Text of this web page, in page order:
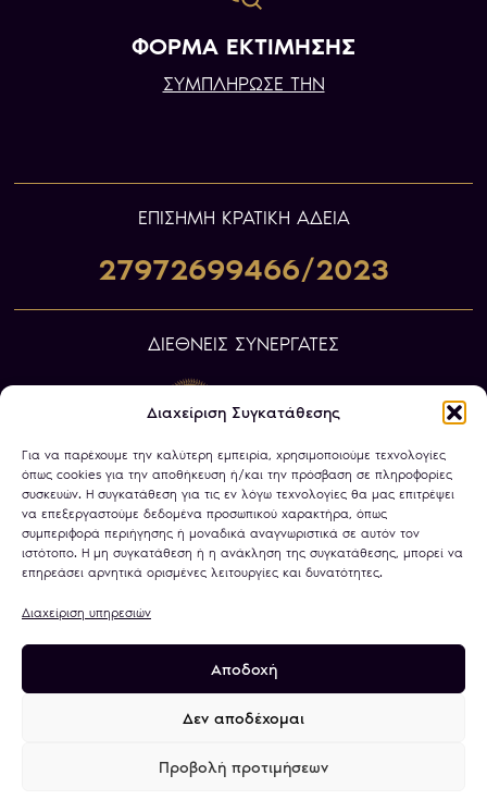
Διαχείριση Συγκατάθεσης
Για να παρέχουμε την καλύτερη εμπειρία, χρησιμοποιούμε τεχνολογίες
όπως cookies για την αποθήκευση ή/και την πρόσβαση σε πληροφορίες
συσκευών. Η συγκατάθεση για τις εν λόγω τεχνολογίες θα μας επιτρέψει
να επεξεργαστούμε δεδομένα προσωπικού χαρακτήρα, όπως
συμπεριφορά περιήγησης ή μοναδικά αναγνωριστικά σε αυτόν τον
ιστότοπο. Η μη συγκατάθεση ή η ανάκληση της συγκατάθεσης, μπορεί να
επηρεάσει αρνητικά ορισμένες λειτουργίες και δυνατότητες.
Διαχείριση υπηρεσιών
Αποδοχή
Δεν αποδέχομαι
Προβολή προτιμήσεων
ΦΟΡΜΑ ΕΚΤΙΜΗΣΗΣ
ΣΥΜΠΛΗΡΩΣΕ ΤΗΝ
ΕΠIΣΗΜΗ ΚΡΑΤΙΚΗ ΑΔΕΙΑ
27972699466/2023
ΔΙΕΘΝΕΙΣ ΣΥΝΕΡΓΑΤΕΣ
Πολιτική Απορρήτου
Όροι Χρήσης
Χρήση Cookies
Τραπεζικοί Λογαριασμοί